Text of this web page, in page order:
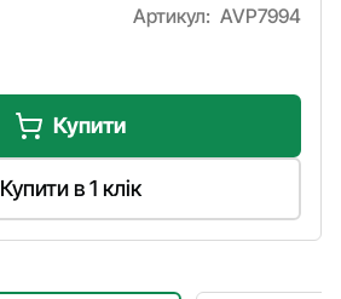
Артикул: AVP7994
Купити
Купити в 1 клік